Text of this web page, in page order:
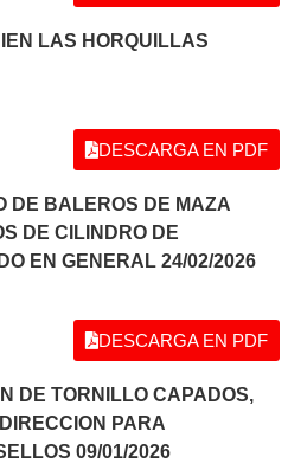
LAS HORQUILLAS
DESCARGA EN PDF
DE BALEROS DE MAZA
DE CILINDRO DE
EN GENERAL 24/02/2026
DESCARGA EN PDF
DE TORNILLO CAPADOS,
PARA
09/01/2026